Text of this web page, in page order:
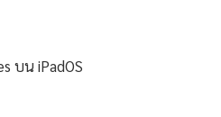
บน iPadOS